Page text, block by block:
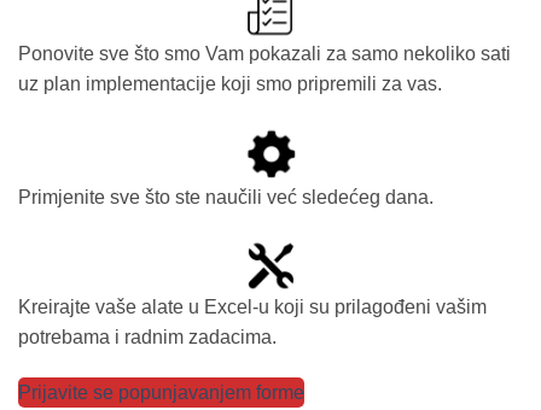
Ponovite sve što smo Vam pokazali za samo nekoliko sati
uz plan implementacije koji smo pripremili za vas.
Primjenite sve što ste naučili već sledećeg dana.
Kreirajte vaše alate u Excel-u koji su prilagođeni vašim
potrebama i radnim zadacima.
Prijavite se popunjavanjem forme